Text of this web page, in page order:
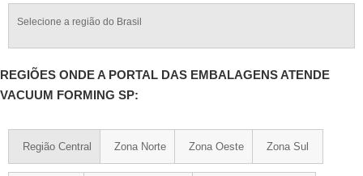
Selecione a região do Brasil
REGIÕES ONDE A PORTAL DAS EMBALAGENS ATENDE
VACUUM FORMING SP:
Região Central Zona Norte Zona Oeste Zona Sul